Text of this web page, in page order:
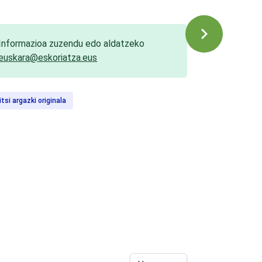
zuzendu edo aldatzeko
argazki originala